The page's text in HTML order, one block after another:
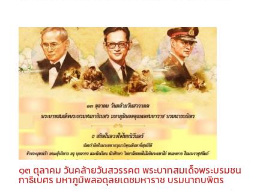
๑๓ ตุลาคม วันคล้ายวันสวรรคต พระบาทสมเด็จพระบรมชน
กาธิเบศร มหาภูมิพลอดุลยเดชมหาราช บรมนาถบพิตร